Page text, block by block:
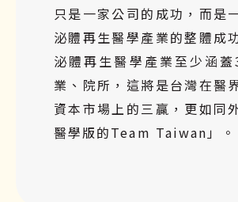
只是一家公司的成功，而是
泌體再生醫學產業的整體成
泌體再生醫學產業至少涵
業、院所，這將是台灣在醫
資本市場上的三贏，更如同
醫學版的Team Taiwan」。